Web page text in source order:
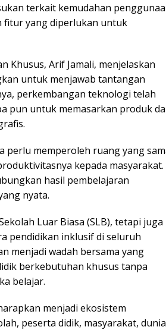
terkait kemudahan
fitur yang diperlukan untuk
Khusus, Arif Jamali, menjelaskan
untuk menjawab tantangan
perkembangan teknologi telah
pun untuk memasarkan produk
perlu memperoleh ruang yang
kepada masyarakat.
hasil pembelajaran
nyata.
Luar Biasa (SLB), tetapi juga
pendidikan inklusif di seluruh
menjadi wadah bersama yang
berkebutuhan khusus tanpa
belajar.
menjadi ekosistem
peserta didik, masyarakat, dunia